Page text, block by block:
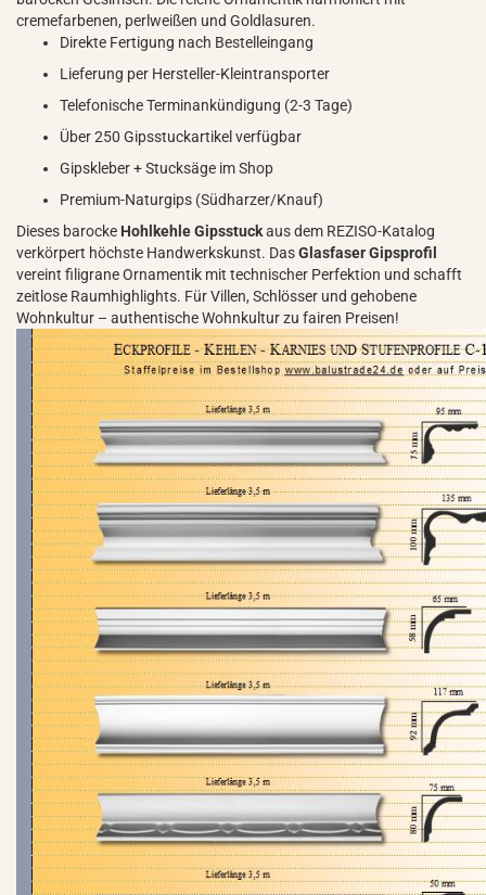
cremefarbenen, perlweißen und Goldlasuren.
Direkte Fertigung nach Bestelleingang
Lieferung per Hersteller-Kleintransporter
Telefonische Terminankündigung (2-3 Tage)
Über 250 Gipsstuckartikel verfügbar
Gipskleber + Stucksäge im Shop
Premium-Naturgips (Südharzer/Knauf)
Dieses barocke Hohlkehle Gipsstuckaus dem REZISO-Katalog
verkörpert höchste Handwerkskunst. DasGlasfaser Gipsprofil
vereint filigrane Ornamentik mit technischer Perfektion und schafft
zeitlose Raumhighlights. Für Villen, Schlösser und gehobene
Wohnkultur – authentische Wohnkultur zu fairen Preisen!